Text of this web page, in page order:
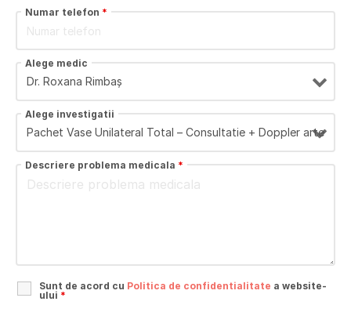
Numar telefon *
Alege medic
Alege investigatii
Descriere problema medicala *
Sunt de acord cu Politica de confidentialitate a website-
ului *